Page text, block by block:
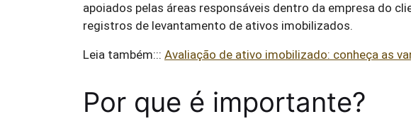
apoiados pelas áreas responsáveis ​​dentro da empresa do
registros de levantamento de ativos imobilizados.
Leia também::: Avaliação de ativo imobilizado: conheça as
Por que é importante?